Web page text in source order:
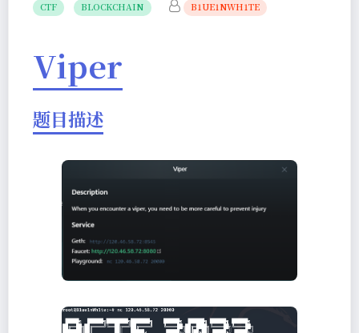
CTF BLOCKCHAIN B1UE1NWH1TE
Viper
题目描述